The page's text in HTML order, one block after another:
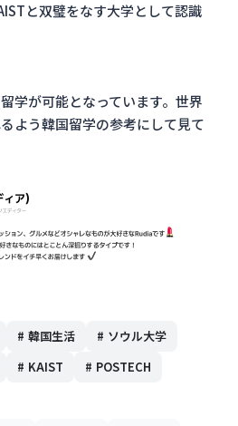
と双璧をなす大学として認識
学が可能となっています。世界
よう韓国留学の参考にして見て
# 韓国生活 # ソウル大学
# KAIST # POSTECH